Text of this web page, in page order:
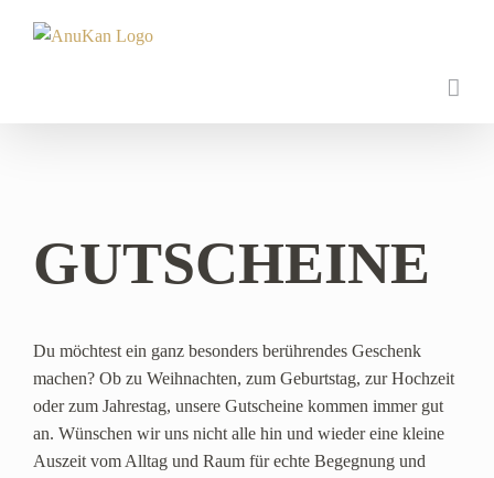
Inhalt
GUTSCHEINE
Du möchtest ein ganz besonders berührendes Geschenk
machen? Ob zu Weihnachten, zum Geburtstag, zur Hochzeit
oder zum Jahrestag, unsere Gutscheine kommen immer gut
an. Wünschen wir uns nicht alle hin und wieder eine kleine
Auszeit vom Alltag und Raum für echte Begegnung und